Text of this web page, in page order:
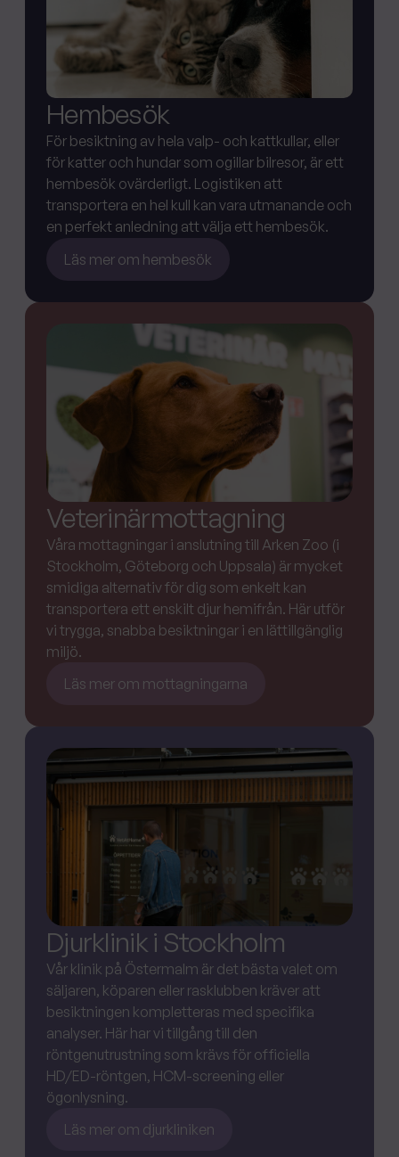
Hembesök
För besiktning av hela valp- och kattkullar, eller
för katter och hundar som ogillar bilresor, är ett
hembesök ovärderligt. Logistiken att
transportera en hel kull kan vara utmanande och
en perfekt anledning att välja ett hembesök.
Läs mer om hembesök
Veterinärmottagning
Våra mottagningar i anslutning till Arken Zoo (i
Stockholm, Göteborg och Uppsala) är mycket
smidiga alternativ för dig som enkelt kan
transportera ett enskilt djur hemifrån. Här utför
vi trygga, snabba besiktningar i en lättillgänglig
miljö.
Läs mer om mottagningarna
Djurklinik i Stockholm
Vår klinik på Östermalm är det bästa valet om
säljaren, köparen eller rasklubben kräver att
besiktningen kompletteras med specifika
analyser. Här har vi tillgång till den
röntgenutrustning som krävs för officiella
HD/ED-röntgen, HCM-screening eller
ögonlysning.
Läs mer om djurkliniken